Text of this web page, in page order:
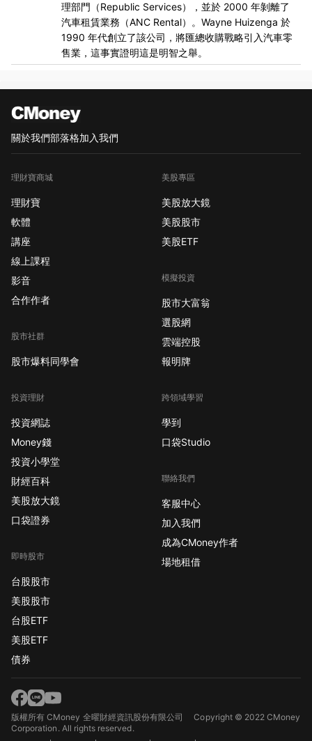
理部門（Republic Services），並於 2000 年剝離了
汽車租賃業務（ANC Rental）。Wayne Huizenga 於
1990 年代創立了該公司，將匯總收購戰略引入汽車零
售業，這事實證明這是明智之舉。
關於我們部落格加入我們
理財寶商城
理財寶
軟體
講座
線上課程
影音
合作作者
股市社群
股市爆料同學會
投資理財
投資網誌
Money錢
投資小學堂
財經百科
美股放大鏡
口袋證券
即時股市
台股股市
美股股市
台股ETF
美股ETF
債券
美股專區
美股放大鏡
美股股市
美股ETF
模擬投資
股市大富翁
選股網
雲端控股
報明牌
跨領域學習
學到
口袋Studio
聯絡我們
客服中心
加入我們
成為CMoney作者
場地租借
版權所有 CMoney 全曜財經資訊股份有限公司Copyright © 2022 CMoney
Corporation. All rights reserved.